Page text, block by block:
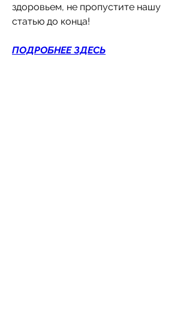
здоровьем, не пропустите нашу
статью до конца!
ПОДРОБНЕЕ ЗДЕСЬ